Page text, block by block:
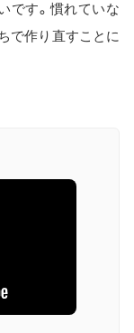
です。慣れていな
で作り直すことに